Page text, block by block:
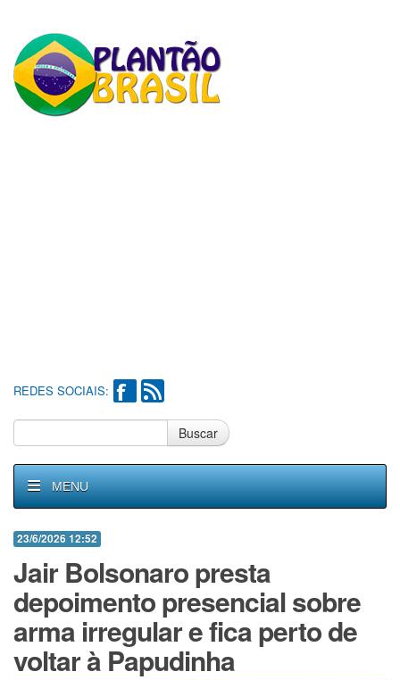
REDES SOCIAIS:
Buscar
MENU
23/6/2026 12:52
Jair Bolsonaro presta
depoimento presencial sobre
arma irregular e fica perto de
voltar à Papudinha